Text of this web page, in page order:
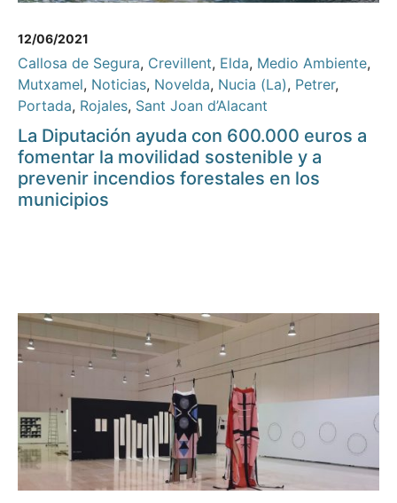
12/06/2021
Callosa de Segura, Crevillent, Elda, Medio Ambiente,
Mutxamel, Noticias, Novelda, Nucia (La), Petrer,
Portada, Rojales, Sant Joan d’Alacant
La Diputación ayuda con 600.000 euros a
fomentar la movilidad sostenible y a
prevenir incendios forestales en los
municipios